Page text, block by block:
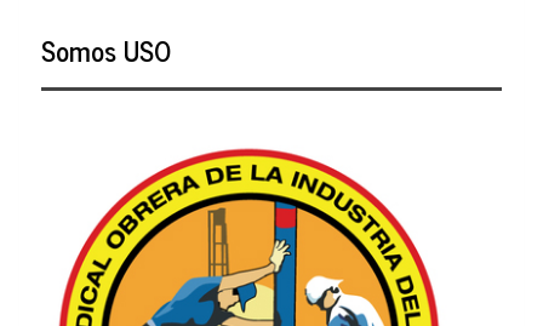
Somos USO